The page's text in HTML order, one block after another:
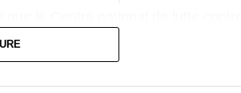
de libérer les otages dans une zone